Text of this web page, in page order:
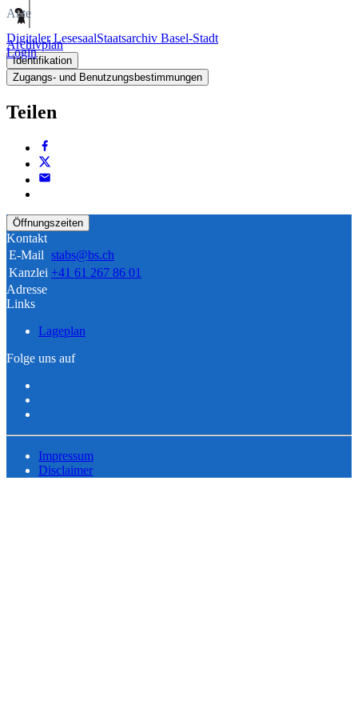
Digitaler LesesaalStaatsarchiv Basel-Stadt
Login
Akte
Archivplan
Identifikation
Zugangs- und Benutzungsbestimmungen
Teilen
Öffnungszeiten
Kontakt
E-Mail stabs@bs.ch
Kanzlei +41 61 267 86 01
Adresse
Links
Lageplan
Folge uns auf
Impressum
Disclaimer